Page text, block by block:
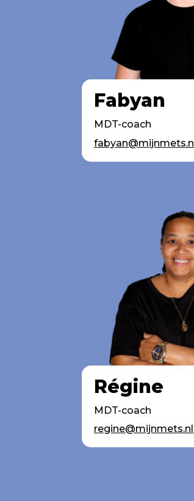
Fabyan
MDT-coach
fabyan@mijnmets.nl
Régine
MDT-coach
regine@mijnmets.nl